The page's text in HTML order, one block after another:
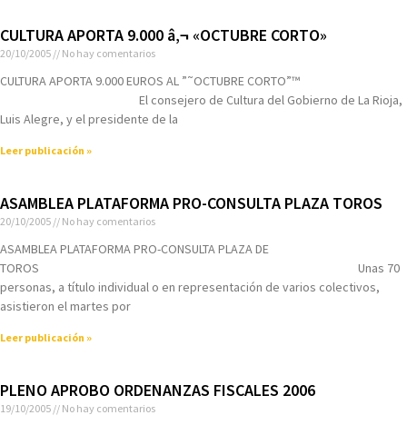
CULTURA APORTA 9.000 â‚¬ «OCTUBRE CORTO»
20/10/2005 No hay comentarios
CULTURA APORTA 9.000 EUROS AL ”˜OCTUBRE CORTO”™
El consejero de Cultura del Gobierno de La Rioja,
Luis Alegre, y el presidente de la
Leer publicación »
ASAMBLEA PLATAFORMA PRO-CONSULTA PLAZA TOROS
20/10/2005 No hay comentarios
ASAMBLEA PLATAFORMA PRO-CONSULTA PLAZA DE
TOROS Unas 70
personas, a tí­tulo individual o en representación de varios colectivos,
asistieron el martes por
Leer publicación »
PLENO APROBO ORDENANZAS FISCALES 2006
19/10/2005 No hay comentarios